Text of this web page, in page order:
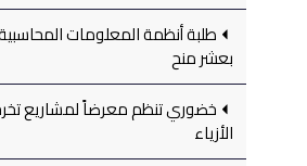
طلبة أنظمة المعلومات
بعشر منح
خضوري تنظم معرضاً لمشاريع
الأزياء